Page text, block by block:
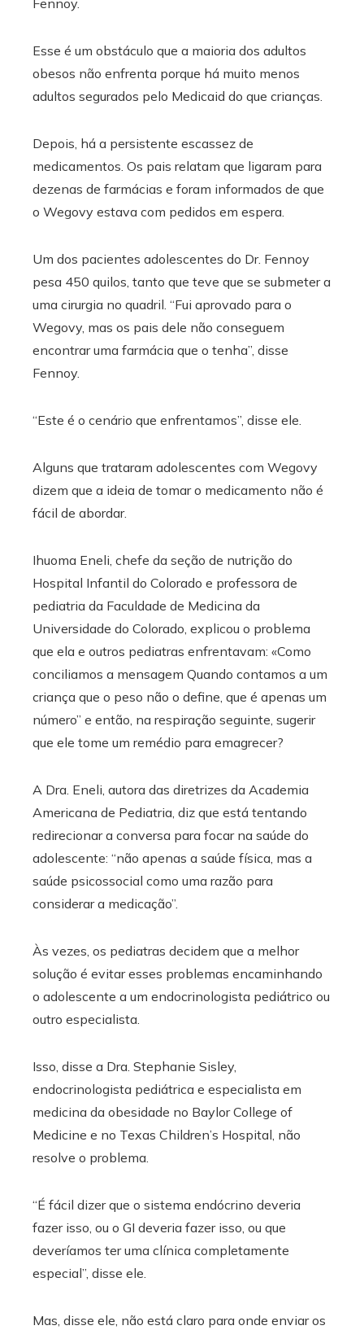
Fennoy.
Esse é um obstáculo que a maioria dos adultos
obesos não enfrenta porque há muito menos
adultos segurados pelo Medicaid do que crianças.
Depois, há a persistente escassez de
medicamentos. Os pais relatam que ligaram para
dezenas de farmácias e foram informados de que
o Wegovy estava com pedidos em espera.
Um dos pacientes adolescentes do Dr. Fennoy
pesa 450 quilos, tanto que teve que se submeter a
uma cirurgia no quadril. “Fui aprovado para o
Wegovy, mas os pais dele não conseguem
encontrar uma farmácia que o tenha”, disse
Fennoy.
“Este é o cenário que enfrentamos”, disse ele.
Alguns que trataram adolescentes com Wegovy
dizem que a ideia de tomar o medicamento não é
fácil de abordar.
Ihuoma Eneli, chefe da seção de nutrição do
Hospital Infantil do Colorado e professora de
pediatria da Faculdade de Medicina da
Universidade do Colorado, explicou o problema
que ela e outros pediatras enfrentavam: «Como
conciliamos a mensagem Quando contamos a um
criança que o peso não o define, que é apenas um
número” e então, na respiração seguinte, sugerir
que ele tome um remédio para emagrecer?
A Dra. Eneli, autora das diretrizes da Academia
Americana de Pediatria, diz que está tentando
redirecionar a conversa para focar na saúde do
adolescente: “não apenas a saúde física, mas a
saúde psicossocial como uma razão para
considerar a medicação”.
Às vezes, os pediatras decidem que a melhor
solução é evitar esses problemas encaminhando
o adolescente a um endocrinologista pediátrico ou
outro especialista.
Isso, disse a Dra. Stephanie Sisley,
endocrinologista pediátrica e especialista em
medicina da obesidade no Baylor College of
Medicine e no Texas Children’s Hospital, não
resolve o problema.
“É fácil dizer que o sistema endócrino deveria
fazer isso, ou o GI deveria fazer isso, ou que
deveríamos ter uma clínica completamente
especial”, disse ele.
Mas, disse ele, não está claro para onde enviar os